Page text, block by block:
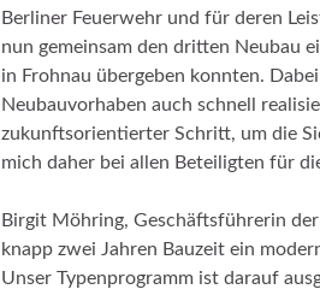
Berliner Feuerwehr und für deren
nun gemeinsam den dritten Neubau
in Frohnau übergeben konnten.
Neubauvorhaben auch schnell
zukunftsorientierter Schritt, um die
mich daher bei allen Beteiligten für
Birgit Möhring, Geschäftsführerin
knapp zwei Jahren Bauzeit ein
Unser Typenprogramm ist darauf